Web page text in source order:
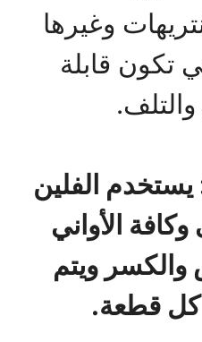
وغيرها
تكون قابلة
يستخدم الفلين
الأواني
والكسر ويتم
قطعة.